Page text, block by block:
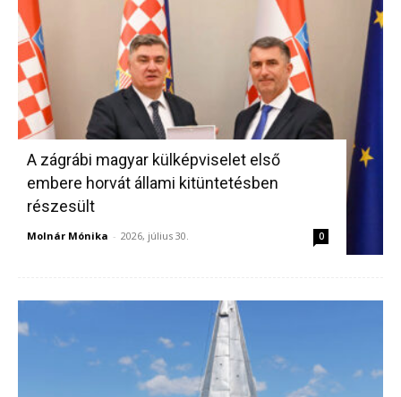
A zágrábi magyar külképviselet első
embere horvát állami kitüntetésben
részesült
Molnár Mónika - 2026, július 30. 0